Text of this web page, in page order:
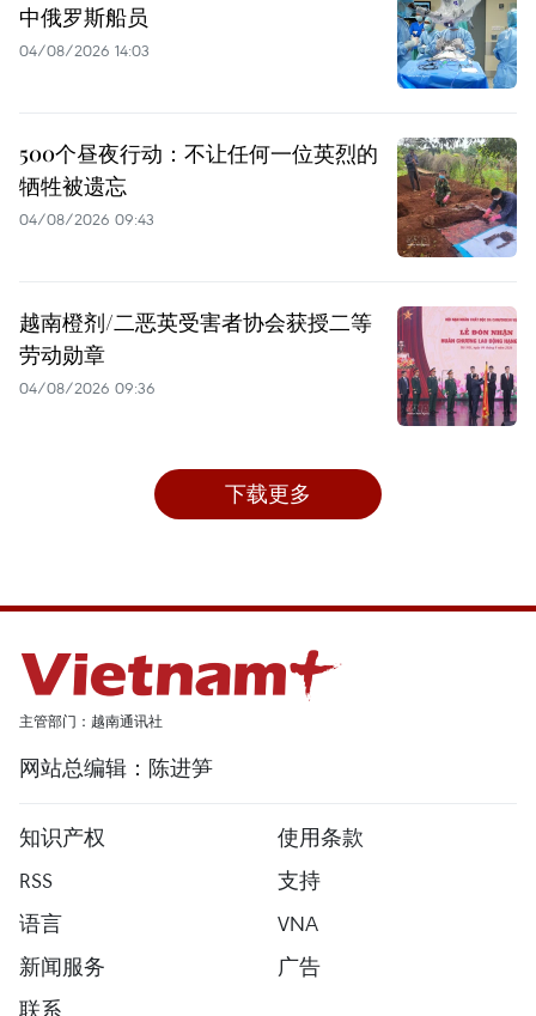
中俄罗斯船员
04/08/2026 14:03
500个昼夜行动：不让任何一位英烈的
牺牲被遗忘
04/08/2026 09:43
越南橙剂/二恶英受害者协会获授二等
劳动勋章
04/08/2026 09:36
下载更多
主管部门：越南通讯社
网站总编辑：陈进笋
知识产权
使用条款
RSS
支持
语言
VNA
新闻服务
广告
联系